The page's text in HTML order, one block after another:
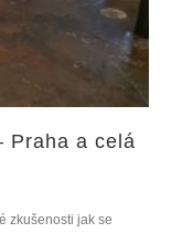
Praha a celá
zkušenosti jak se